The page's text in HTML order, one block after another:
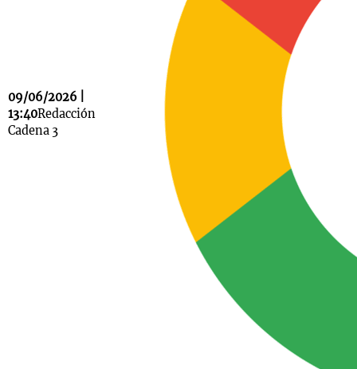
09/06/2026 |
13:40Redacción
Cadena 3